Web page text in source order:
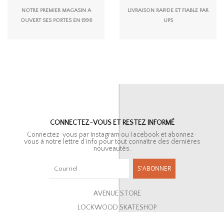
NOTRE PREMIER MAGASIN A
OUVERT SES PORTES EN 1996
LIVRAISON RAPIDE ET FIABLE PAR
UPS
CONNECTEZ-VOUS ET RESTEZ INFORMÉ
Connectez-vous par Instagram ou Facebook et abonnez-
vous à notre lettre d’info pour tout connaître des dernières
nouveautés.
S'ABONNER
AVENUE STORE
LOCKWOOD SKATESHOP